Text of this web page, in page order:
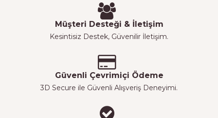
Müşteri Desteği & İletişim
Kesintisiz Destek, Güvenilir İletişim.
Güvenli Çevrimiçi Ödeme
3D Secure ile Güvenli Alışveriş Deneyimi.